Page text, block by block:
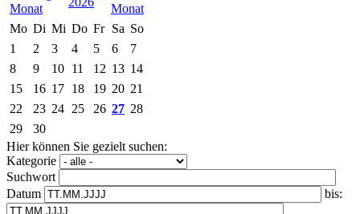
Mo Di Mi Do Fr Sa So
1
2 3 4 5 6
7
8
9 10 11 12 13 14
15
16 17 18 19 20 21
22
23 24 25 26 27 28
29
30
Hier können Sie gezielt suchen:
Kategorie
Suchwort
Datum
bis: